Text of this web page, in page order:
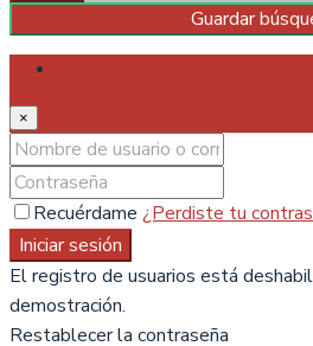
Guardar
×
Recuérdame ¿Perdiste tu
Iniciar sesión
El registro de usuarios está
demostración.
Restablecer la contraseña